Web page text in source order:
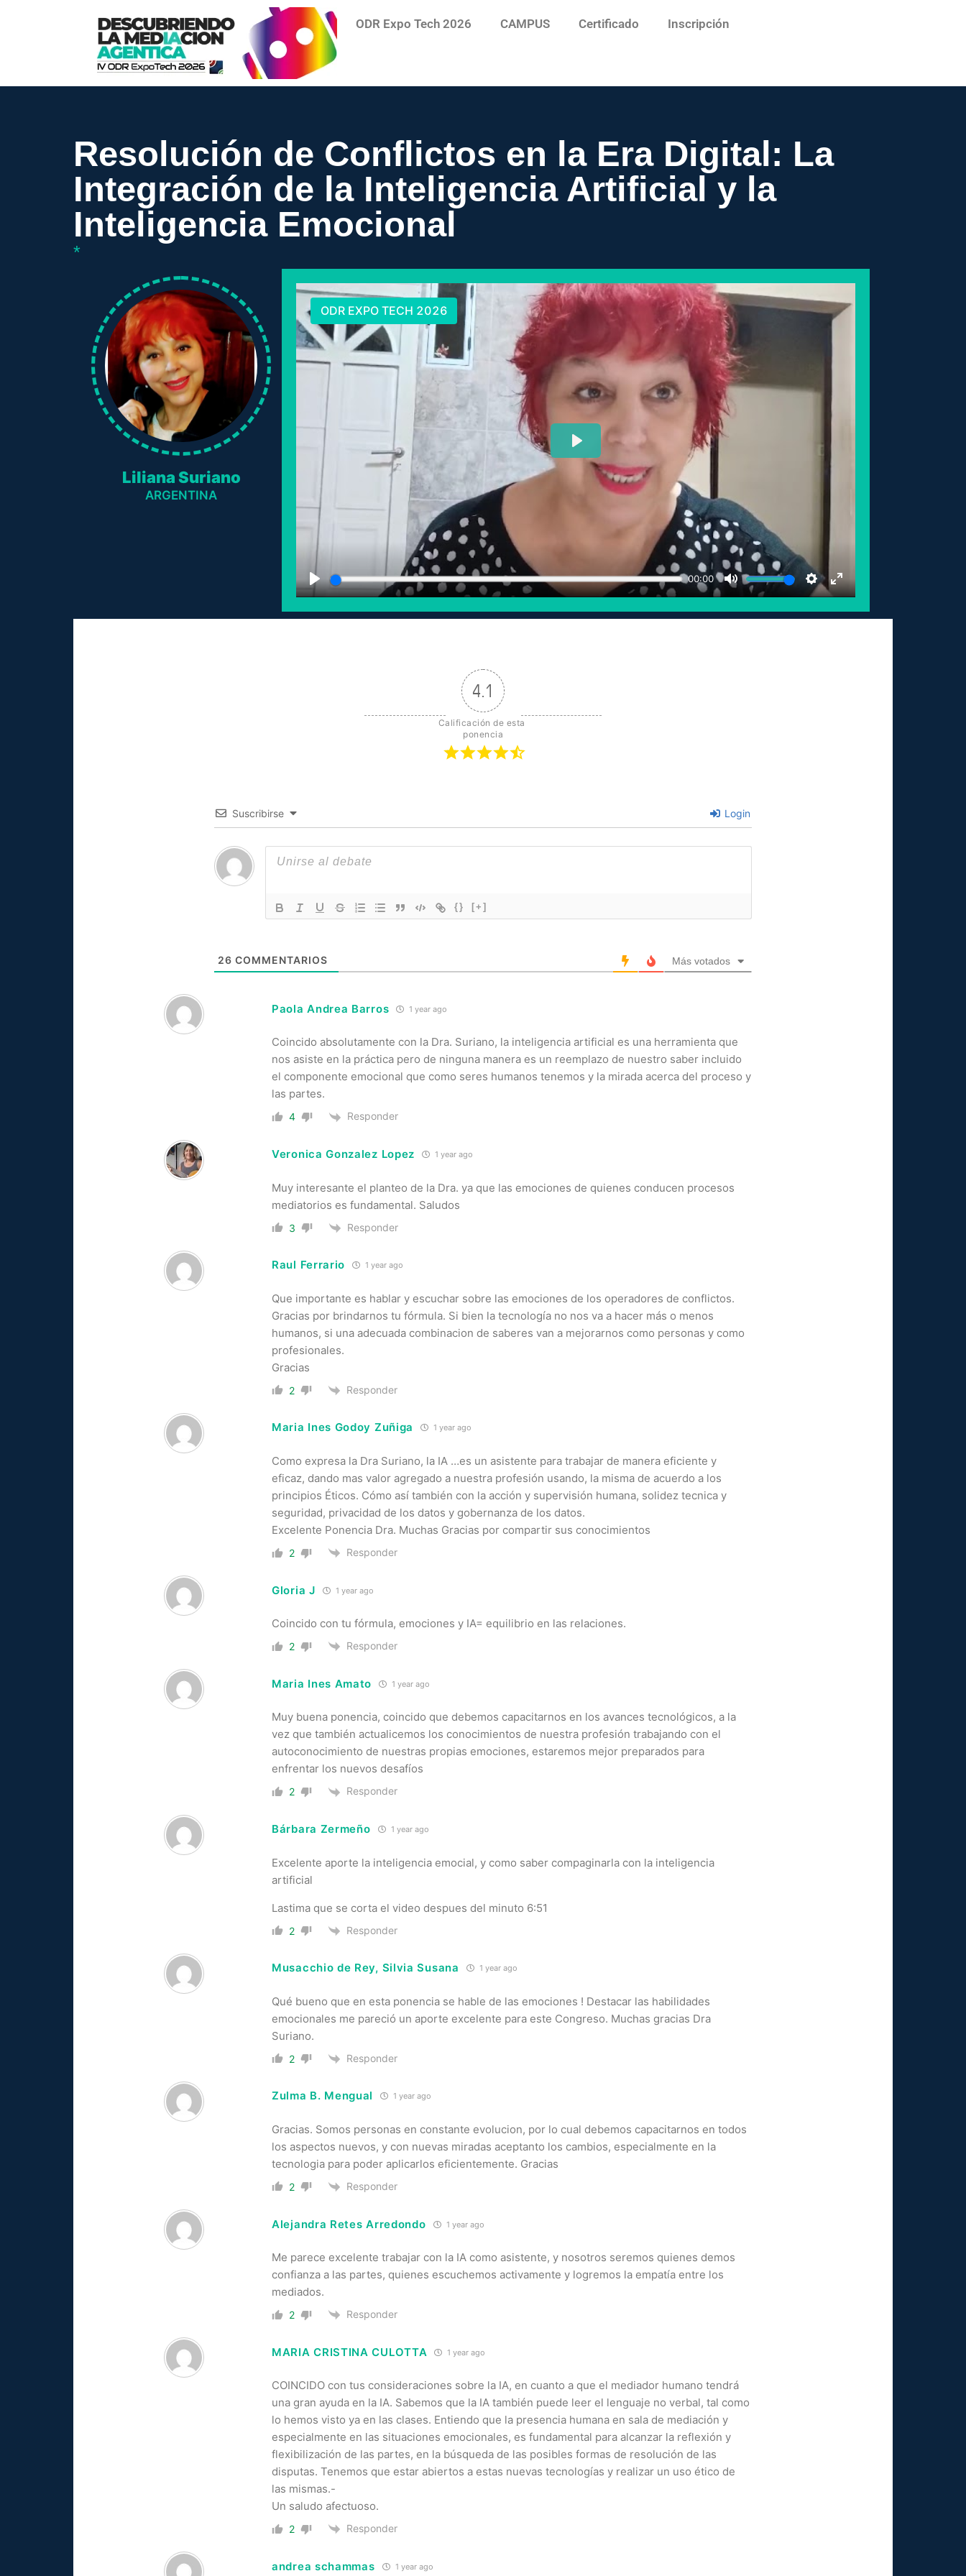
ODR Expo Tech 2026 CAMPUS Certificado Inscripción
Resolución de Conflictos en la Era Digital: La
Integración de la Inteligencia Artificial y la
Inteligencia Emocional
*
Liliana Suriano
ARGENTINA
4.1
Calificación de esta
ponencia
Suscribirse Login
{} [+]
26 COMMENTARIOS Más votados
Paola Andrea Barros 1 year ago
Coincido absolutamente con la Dra. Suriano, la inteligencia artificial es una herramienta que
nos asiste en la práctica pero de ninguna manera es un reemplazo de nuestro saber incluido
el componente emocional que como seres humanos tenemos y la mirada acerca del proceso y
las partes.
4 Responder
Veronica Gonzalez Lopez 1 year ago
Muy interesante el planteo de la Dra. ya que las emociones de quienes conducen procesos
mediatorios es fundamental. Saludos
3 Responder
Raul Ferrario 1 year ago
Que importante es hablar y escuchar sobre las emociones de los operadores de conflictos.
Gracias por brindarnos tu fórmula. Si bien la tecnología no nos va a hacer más o menos
humanos, si una adecuada combinacion de saberes van a mejorarnos como personas y como
profesionales.
Gracias
2 Responder
Maria Ines Godoy Zuñiga 1 year ago
Como expresa la Dra Suriano, la IA …es un asistente para trabajar de manera eficiente y
eficaz, dando mas valor agregado a nuestra profesión usando, la misma de acuerdo a los
principios Éticos. Cómo así también con la acción y supervisión humana, solidez tecnica y
seguridad, privacidad de los datos y gobernanza de los datos.
Excelente Ponencia Dra. Muchas Gracias por compartir sus conocimientos
2 Responder
Gloria J 1 year ago
Coincido con tu fórmula, emociones y IA= equilibrio en las relaciones.
2 Responder
Maria Ines Amato 1 year ago
Muy buena ponencia, coincido que debemos capacitarnos en los avances tecnológicos, a la
vez que también actualicemos los conocimientos de nuestra profesión trabajando con el
autoconocimiento de nuestras propias emociones, estaremos mejor preparados para
enfrentar los nuevos desafíos
2 Responder
Bárbara Zermeño 1 year ago
Excelente aporte la inteligencia emocial, y como saber compaginarla con la inteligencia
artificial
Lastima que se corta el video despues del minuto 6:51
2 Responder
Musacchio de Rey, Silvia Susana 1 year ago
Qué bueno que en esta ponencia se hable de las emociones ! Destacar las habilidades
emocionales me pareció un aporte excelente para este Congreso. Muchas gracias Dra
Suriano.
2 Responder
Zulma B. Mengual 1 year ago
Gracias. Somos personas en constante evolucion, por lo cual debemos capacitarnos en todos
los aspectos nuevos, y con nuevas miradas aceptanto los cambios, especialmente en la
tecnologia para poder aplicarlos eficientemente. Gracias
2 Responder
Alejandra Retes Arredondo 1 year ago
Me parece excelente trabajar con la IA como asistente, y nosotros seremos quienes demos
confianza a las partes, quienes escuchemos activamente y logremos la empatía entre los
mediados.
2 Responder
MARIA CRISTINA CULOTTA 1 year ago
COINCIDO con tus consideraciones sobre la IA, en cuanto a que el mediador humano tendrá
una gran ayuda en la IA. Sabemos que la IA también puede leer el lenguaje no verbal, tal como
lo hemos visto ya en las clases. Entiendo que la presencia humana en sala de mediación y
especialmente en las situaciones emocionales, es fundamental para alcanzar la reflexión y
flexibilización de las partes, en la búsqueda de las posibles formas de resolución de las
disputas. Tenemos que estar abiertos a estas nuevas tecnologías y realizar un uso ético de
las mismas.-
Un saludo afectuoso.
2 Responder
andrea schammas 1 year ago